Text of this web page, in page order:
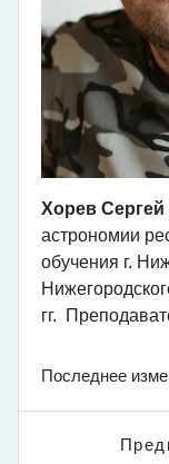
Хорев
астрономии
обучения г.
гг.
Последнее